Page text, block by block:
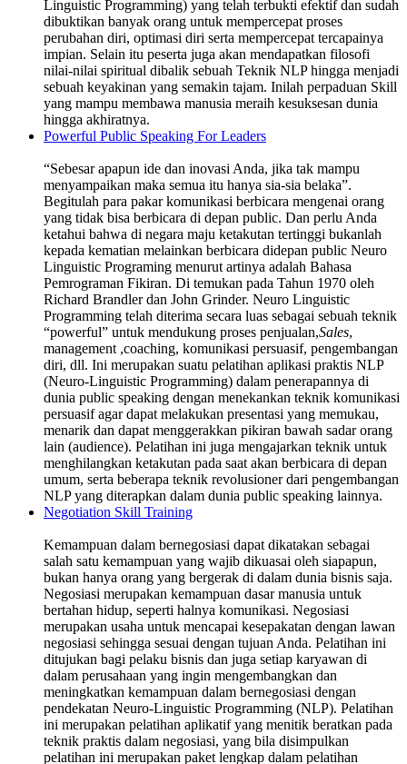
Linguistic Programming) yang telah terbukti efektif dan sudah
dibuktikan banyak orang untuk mempercepat proses
perubahan diri, optimasi diri serta mempercepat tercapainya
impian. Selain itu peserta juga akan mendapatkan filosofi
nilai-nilai spiritual dibalik sebuah Teknik NLP hingga menjadi
sebuah keyakinan yang semakin tajam. Inilah perpaduan Skill
yang mampu membawa manusia meraih kesuksesan dunia
hingga akhiratnya.
Powerful Public Speaking For Leaders
“Sebesar apapun ide dan inovasi Anda, jika tak mampu
menyampaikan maka semua itu hanya sia-sia belaka”.
Begitulah para pakar komunikasi berbicara mengenai orang
yang tidak bisa berbicara di depan public. Dan perlu Anda
ketahui bahwa di negara maju ketakutan tertinggi bukanlah
kepada kematian melainkan berbicara didepan public Neuro
Linguistic Programing menurut artinya adalah Bahasa
Pemrograman Fikiran. Di temukan pada Tahun 1970 oleh
Richard Brandler dan John Grinder. Neuro Linguistic
Programming telah diterima secara luas sebagai sebuah teknik
“powerful” untuk mendukung proses penjualan,Sales,
management ,coaching, komunikasi persuasif, pengembangan
diri, dll. Ini merupakan suatu pelatihan aplikasi praktis NLP
(Neuro-Linguistic Programming) dalam penerapannya di
dunia public speaking dengan menekankan teknik komunikasi
persuasif agar dapat melakukan presentasi yang memukau,
menarik dan dapat menggerakkan pikiran bawah sadar orang
lain (audience). Pelatihan ini juga mengajarkan teknik untuk
menghilangkan ketakutan pada saat akan berbicara di depan
umum, serta beberapa teknik revolusioner dari pengembangan
NLP yang diterapkan dalam dunia public speaking lainnya.
Negotiation Skill Training
Kemampuan dalam bernegosiasi dapat dikatakan sebagai
salah satu kemampuan yang wajib dikuasai oleh siapapun,
bukan hanya orang yang bergerak di dalam dunia bisnis saja.
Negosiasi merupakan kemampuan dasar manusia untuk
bertahan hidup, seperti halnya komunikasi. Negosiasi
merupakan usaha untuk mencapai kesepakatan dengan lawan
negosiasi sehingga sesuai dengan tujuan Anda. Pelatihan ini
ditujukan bagi pelaku bisnis dan juga setiap karyawan di
dalam perusahaan yang ingin mengembangkan dan
meningkatkan kemampuan dalam bernegosiasi dengan
pendekatan Neuro-Linguistic Programming (NLP). Pelatihan
ini merupakan pelatihan aplikatif yang menitik beratkan pada
teknik praktis dalam negosiasi, yang bila disimpulkan
pelatihan ini merupakan paket lengkap dalam pelatihan